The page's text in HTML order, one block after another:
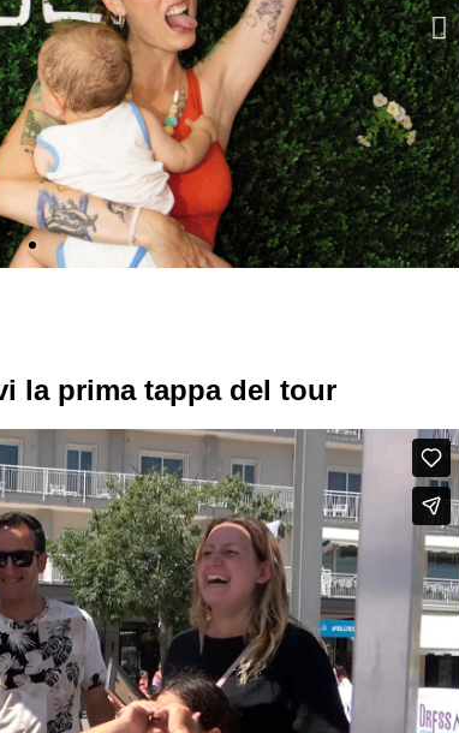
la prima tappa del tour